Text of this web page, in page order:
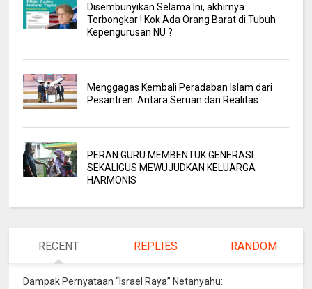
Disembunyikan Selama Ini, akhirnya
Terbongkar ! Kok Ada Orang Barat di Tubuh
Kepengurusan NU ?
Menggagas Kembali Peradaban Islam dari
Pesantren: Antara Seruan dan Realitas
PERAN GURU MEMBENTUK GENERASI
SEKALIGUS MEWUJUDKAN KELUARGA
HARMONIS
RECENT REPLIES RANDOM
Dampak Pernyataan “Israel Raya” Netanyahu: